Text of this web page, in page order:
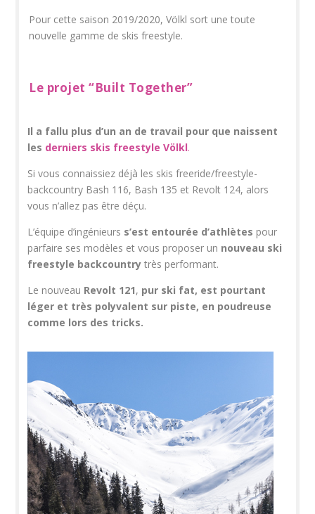
Pour cette saison 2019/2020, Völkl sort une toute
nouvelle gamme de skis freestyle.
Le projet “Built Together”
Il a fallu plus d’un an de travail pour que naissent
les derniers skis freestyle Völkl.
Si vous connaissiez déjà les skis freeride/freestyle-
backcountry Bash 116, Bash 135 et Revolt 124, alors
vous n’allez pas être déçu.
L’équipe d’ingénieurs s’est entourée d’athlètes pour
parfaire ses modèles et vous proposer un nouveau ski
freestyle backcountry très performant.
Le nouveau Revolt 121, pur ski fat, est pourtant
léger et très polyvalent sur piste, en poudreuse
comme lors des tricks.